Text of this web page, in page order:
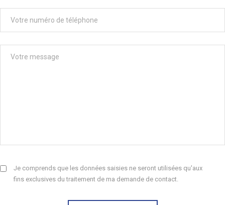
Je comprends que les données saisies ne seront utilisées qu'aux
fins exclusives du traitement de ma demande de contact.